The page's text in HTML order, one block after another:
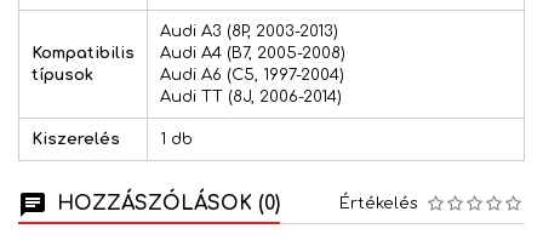
Kompatibilis
típusok
Audi A3 (8P, 2003-2013)
Audi A4 (B7, 2005-2008)
Audi A6 (C5, 1997-2004)
Audi TT (8J, 2006-2014)
Kiszerelés 1 db
HOZZÁSZÓLÁSOK (0) Értékelés